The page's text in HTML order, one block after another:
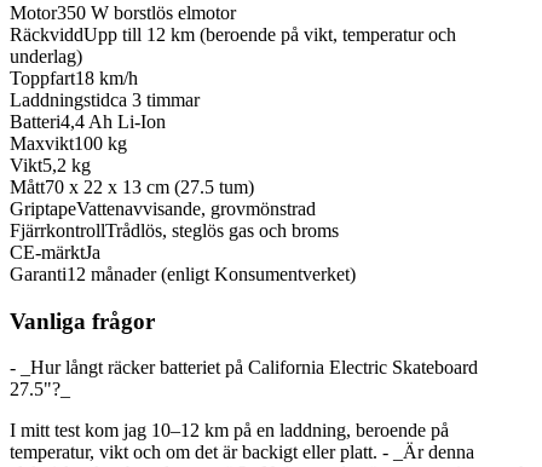
Motor350 W borstlös elmotor
RäckviddUpp till 12 km (beroende på vikt, temperatur och
underlag)
Toppfart18 km/h
Laddningstidca 3 timmar
Batteri4,4 Ah Li-Ion
Maxvikt100 kg
Vikt5,2 kg
Mått70 x 22 x 13 cm (27.5 tum)
GriptapeVattenavvisande, grovmönstrad
FjärrkontrollTrådlös, steglös gas och broms
CE-märktJa
Garanti12 månader (enligt Konsumentverket)
Vanliga frågor
- _Hur långt räcker batteriet på California Electric Skateboard
27.5"?_
I mitt test kom jag 10–12 km på en laddning, beroende på
temperatur, vikt och om det är backigt eller platt. - _Är denna